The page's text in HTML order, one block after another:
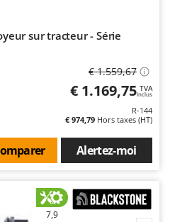
sur tracteur - Série
€ 1.559,67
€ 1.169,75 TVA
Inclus
R-144
€ 974,79 Hors taxes (HT)
Alertez-moi
7,9